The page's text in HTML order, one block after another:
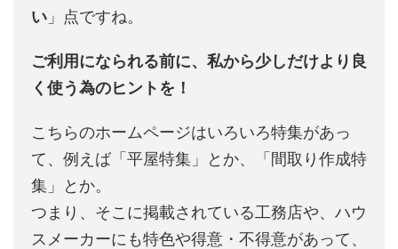
い 」点ですね。
ご利用になられる前に、私から少しだけより良
く使う為のヒントを！
こちらのホームページはいろいろ特集があっ
て、例えば「平屋特集」とか、「間取り作成特
集」とか。
つまり、そこに掲載されている工務店や、ハウ
スメーカーにも特色や得意・不得意があって、